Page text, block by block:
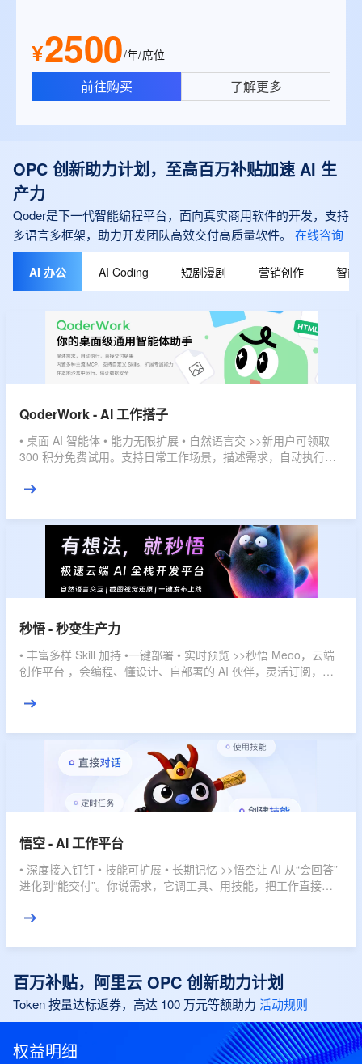
¥2500/年/席位
前往购买 了解更多
OPC 创新助力计划，至高百万补贴加速 AI 生
产力
Qoder是下一代智能编程平台，面向真实商用软件的开发，支持
多语言多框架，助力开发团队高效交付高质量软件。
在线咨询
AI 办公 AI Coding 短剧漫剧 营销创作 智能
QoderWork - AI 工作搭子
• 桌面 AI 智能体 • 能力无限扩展 • 自然语言交 >>新用户可领取
300 积分免费试用。支持日常工作场景，描述需求，自动执行，
秒悟 - 秒变生产力
• 丰富多样 Skill 加持 •一键部署 • 实时预览 >>秒悟 Meoo，云端
创作平台 ，会编程、懂设计、自部署的 AI 伙伴，灵活订阅，多
悟空 - AI 工作平台
• 深度接入钉钉 • 技能可扩展 • 长期记忆 >>悟空让 AI 从“会回答”
进化到“能交付”。你说需求，它调工具、用技能，把工作直接推
百万补贴，阿里云 OPC 创新助力计划
Token 按量达标返券，高达 100 万元等额助力 活动规则
权益明细